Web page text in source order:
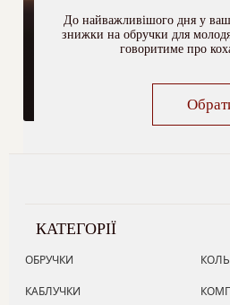
До найважливішого дня у
знижки на обручки для
говоритиме про
КАТЕГОРІЇ
ОБРУЧКИ
КАБЛУЧКИ